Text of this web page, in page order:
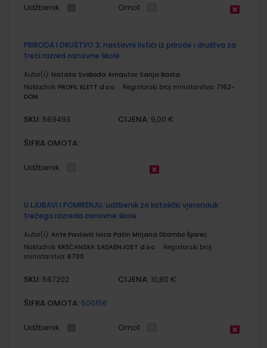
Udžbenik Omot
PRIRODA I DRUŠTVO 3; nastavni listići iz prirode i društva za
treći razred osnovne škole
Autor(i): Nataša Svoboda Arnautov Sanja Basta
Nakladnik: PROFIL KLETT d.o.o. Registarski broj ministarstva: 7162-
DOM
SKU: 569493 CIJENA: 9,00 €
ŠIFRA OMOTA:
Udžbenik
U LJUBAVI I POMIRENJU; udžbenik za katolički vjeronauk
trećega razreda osnovne škole
Autor(i): Ante Pavlović Ivica Pažin Mirjana Džambo Šporec
Nakladnik: KRŠĆANSKA SADAŠNJOST d.o.o.
Registarski broj
ministarstva: 6700
SKU: 567202 CIJENA: 10,80 €
ŠIFRA OMOTA: 500156
Udžbenik Omot